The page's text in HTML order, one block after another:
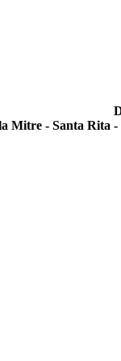
Mitre -­ Santa Rita